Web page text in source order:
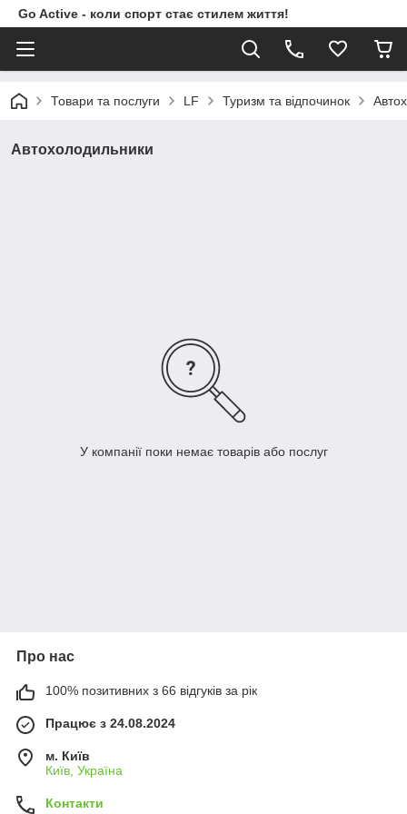
Go Active - коли спорт стає стилем життя!
Товари та послуги LF Туризм та відпочинок
Автохолодильники
У компанії поки немає товарів або послуг
Про нас
100% позитивних з 66 відгуків за рік
Працює з 24.08.2024
м. Київ
Київ, Україна
Контакти